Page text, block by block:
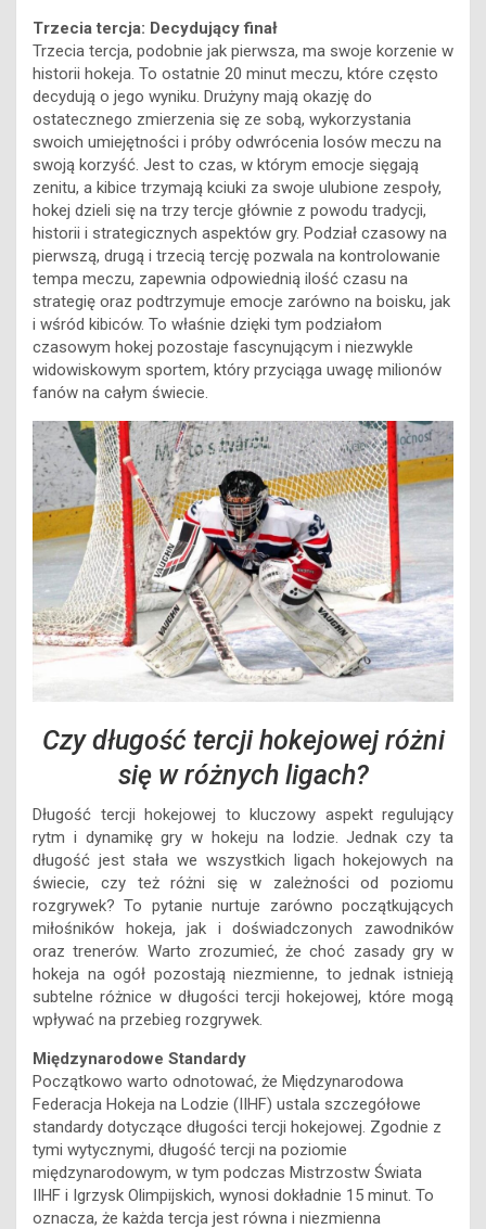
Trzecia tercja: Decydujący finał
Trzecia tercja, podobnie jak pierwsza, ma swoje korzenie w
historii hokeja. To ostatnie 20 minut meczu, które często
decydują o jego wyniku. Drużyny mają okazję do
ostatecznego zmierzenia się ze sobą, wykorzystania
swoich umiejętności i próby odwrócenia losów meczu na
swoją korzyść. Jest to czas, w którym emocje sięgają
zenitu, a kibice trzymają kciuki za swoje ulubione zespoły,
hokej dzieli się na trzy tercje głównie z powodu tradycji,
historii i strategicznych aspektów gry. Podział czasowy na
pierwszą, drugą i trzecią tercję pozwala na kontrolowanie
tempa meczu, zapewnia odpowiednią ilość czasu na
strategię oraz podtrzymuje emocje zarówno na boisku, jak
i wśród kibiców. To właśnie dzięki tym podziałom
czasowym hokej pozostaje fascynującym i niezwykle
widowiskowym sportem, który przyciąga uwagę milionów
fanów na całym świecie.
Czy długość tercji hokejowej różni
się w różnych ligach?
Długość tercji hokejowej to kluczowy aspekt regulujący
rytm i dynamikę gry w hokeju na lodzie. Jednak czy ta
długość jest stała we wszystkich ligach hokejowych na
świecie, czy też różni się w zależności od poziomu
rozgrywek? To pytanie nurtuje zarówno początkujących
miłośników hokeja, jak i doświadczonych zawodników
oraz trenerów. Warto zrozumieć, że choć zasady gry w
hokeja na ogół pozostają niezmienne, to jednak istnieją
subtelne różnice w długości tercji hokejowej, które mogą
wpływać na przebieg rozgrywek.
Międzynarodowe Standardy
Początkowo warto odnotować, że Międzynarodowa
Federacja Hokeja na Lodzie (IIHF) ustala szczegółowe
standardy dotyczące długości tercji hokejowej. Zgodnie z
tymi wytycznymi, długość tercji na poziomie
międzynarodowym, w tym podczas Mistrzostw Świata
IIHF i Igrzysk Olimpijskich, wynosi dokładnie 15 minut. To
oznacza, że każda tercja jest równa i niezmienna